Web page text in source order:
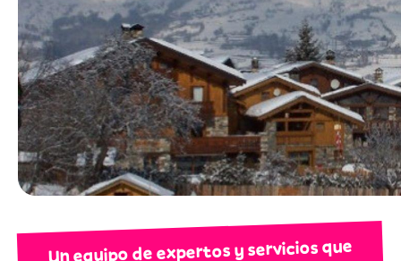
Un equipo de expertos y servicios que